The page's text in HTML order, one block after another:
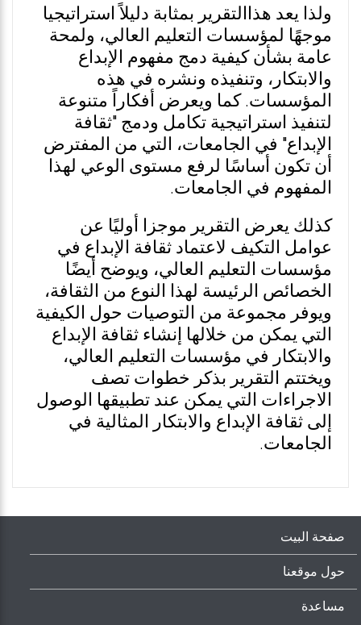
ولذا يعد هذاالتقرير بمثابة دليلاً استراتيجيا
موجهًا لمؤسسات التعليم العالي، ولمحة
عامة بشأن كيفية دمج مفهوم الإبداع
والابتكار، وتنفيذه ونشره في هذه
المؤسسات. كما ويعرض أفكاراً متنوعة
لتنفيذ استراتيجية تكامل ودمج "ثقافة
الإبداع" في الجامعات، التي من المفترض
أن تكون أساسًا لرفع مستوى الوعي لهذا
المفهوم في الجامعات.
كذلك يعرض التقرير موجزا أوليًا عن
عوامل التكيف لاعتماد ثقافة الإبداع في
مؤسسات التعليم العالي، ويوضح أيضًا
الخصائص الرئيسة لهذا النوع من الثقافة،
ويوفر مجموعة من التوصيات حول الكيفية
التي يمكن من خلالها إنشاء ثقافة الإبداع
والابتكار في مؤسسات التعليم العالي،
ويختتم التقرير بذكر خطوات تصف
الاجراءات التي يمكن عند تطبيقها الوصول
إلى ثقافة الإبداع والابتكار المثالية في
الجامعات.
صفحة البيت
حول موقعنا
مساعدة